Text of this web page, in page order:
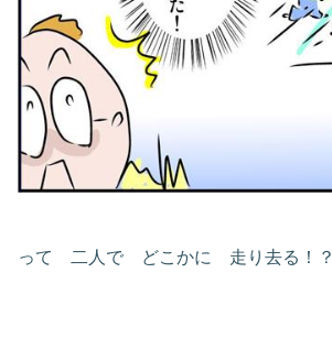
って 二人で どこかに 走り去る！？